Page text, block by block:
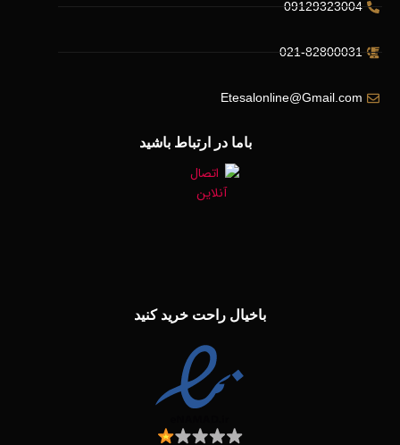
09129323004
021-82800031
Etesalonline@Gmail.com
باما در ارتباط باشید
باخیال راحت خرید کنید